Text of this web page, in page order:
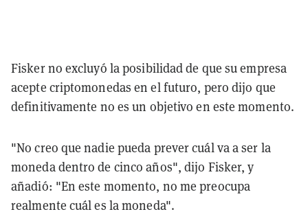
Fisker no excluyó la posibilidad de que su empresa
acepte criptomonedas en el futuro, pero dijo que
definitivamente no es un objetivo en este momento.
"No creo que nadie pueda prever cuál va a ser la
moneda dentro de cinco años", dijo Fisker, y
añadió: "En este momento, no me preocupa
realmente cuál es la moneda".